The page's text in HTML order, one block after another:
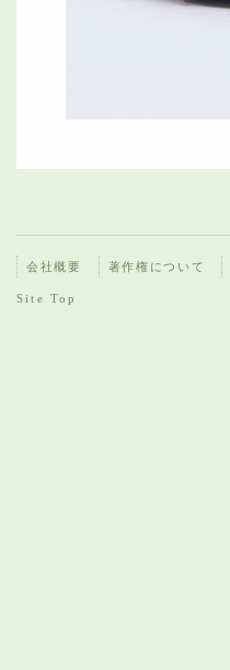
会社概要 著作権について
Site Top